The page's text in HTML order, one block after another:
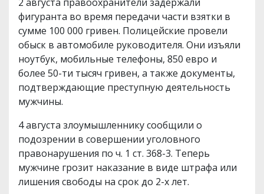
фигуранта во время передачи части взятки в
сумме 100 000 гривен. Полицейские провели
обыск в автомобиле руководителя. Они изъяли
ноутбук, мобильные телефоны, 850 евро и
более 50-ти тысяч гривен, а также документы,
подтверждающие преступную деятельность
мужчины.
4 августа злоумышленнику сообщили о
подозрении в совершении уголовного
правонарушения по ч. 1 ст. 368-3. Теперь
мужчине грозит наказание в виде штрафа или
лишения свободы на срок до 2-х лет.